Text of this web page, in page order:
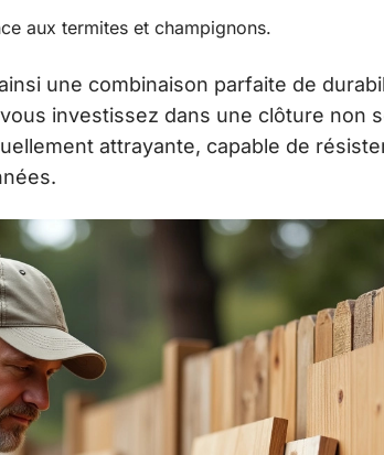
aux termites et champignons.
une combinaison parfaite de
investissez dans une clôture non
attrayante, capable de